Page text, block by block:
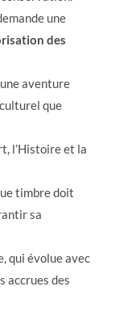
une
des
aventure
que
l’Histoire et la
timbre doit
sa
qui évolue avec
accrues des